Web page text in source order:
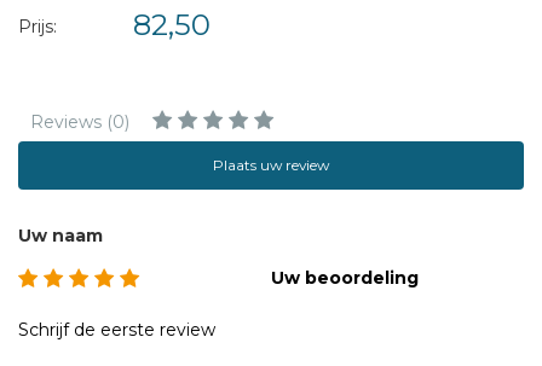
Godsnaam wordt weergegeven met JHWH.
Prijs: 82,50
Reviews (0)
Plaats uw review
Uw naam
Uw beoordeling
Schrijf de eerste review